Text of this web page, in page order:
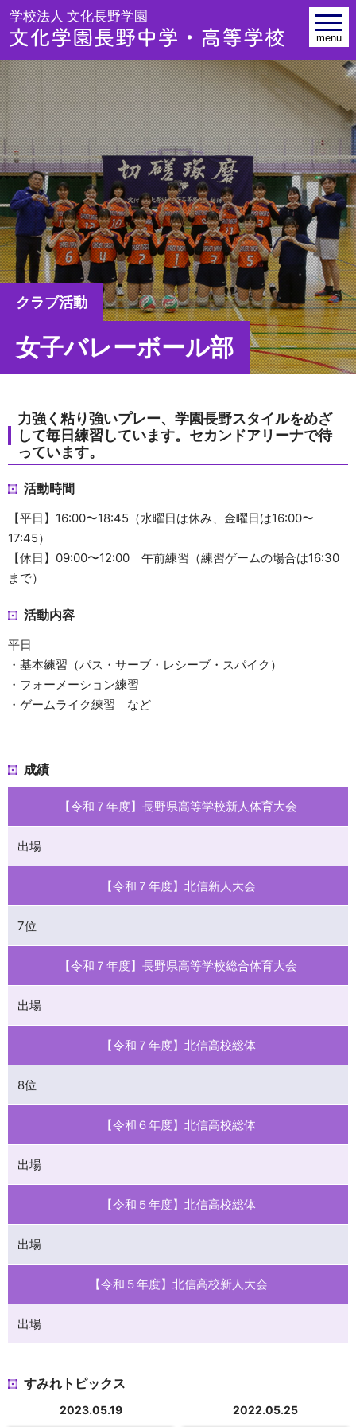
学校法人toggle
menu
クラブ活動
女子バレーボール部
力強く粘り強いプレー、学園長野スタイルをめざ
して毎日練習しています。セカンドアリーナで待
っています。
活動時間
【平日】16:00〜18:45（水曜日は休み、金曜日は16:00〜
17:45）
【休日】09:00〜12:00 午前練習（練習ゲームの場合は16:30
まで）
活動内容
平日
・基本練習（パス・サーブ・レシーブ・スパイク）
・フォーメーション練習
・ゲームライク練習 など
成績
【令和７年度】長野県高等学校新人体育大会
出場
【令和７年度】北信新人大会
7位
【令和７年度】長野県高等学校総合体育大会
出場
【令和７年度】北信高校総体
8位
【令和６年度】北信高校総体
出場
【令和５年度】北信高校総体
出場
【令和５年度】北信高校新人大会
出場
すみれトピックス
2023.05.19 2022.05.25